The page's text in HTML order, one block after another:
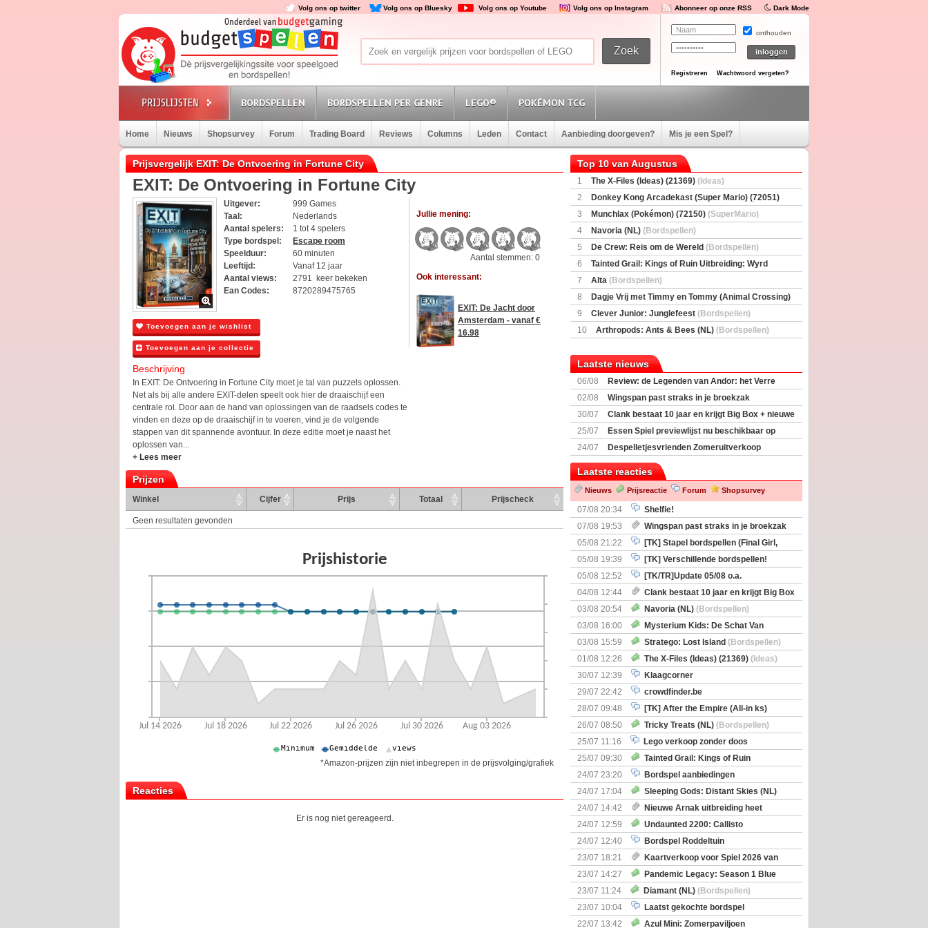
Volg ons op twitter Volg ons op Bluesky Volg ons op Youtube Volg ons op Instagram Abonneer op onze RSS Dark Mode
onthouden
Registreren Wachtwoord vergeten?
BORDSPELLEN BORDSPELLEN PER GENRE LEGO® POKÉMON TCG
Home Nieuws Shopsurvey Forum Trading Board Reviews Columns Leden Contact Aanbieding doorgeven? Mis je een Spel?
Prijsvergelijk EXIT: De Ontvoering in Fortune City
EXIT: De Ontvoering in Fortune City
Uitgever:
999 Games
Taal:
Nederlands
Aantal spelers:
1 tot 4 spelers
Type bordspel:
Escape room
Speelduur:
60 minuten
Leeftijd:
Vanaf 12 jaar
Aantal views:
2791 keer bekeken
Ean Codes:
8720289475765
Toevoegen aan je wishlist
Toevoegen aan je collectie
Beschrijving
In EXIT: De Ontvoering in Fortune City moet je tal van puzzels oplossen.
Net als bij alle andere EXIT-delen speelt ook hier de draaischijf een
centrale rol. Door aan de hand van oplossingen van de raadsels codes te
vinden en deze op de draaischijf in te voeren, vind je de volgende
stappen van dit spannende avontuur. In deze editie moet je naast het
oplossen van...
+ Lees meer
Jullie mening:
Aantal stemmen: 0
Ook interessant:
EXIT: De Jacht door
Amsterdam - vanaf €
16.98
Prijzen
Winkel Cijfer Prijs Totaal Prijscheck
Geen resultaten gevonden
*Amazon-prijzen zijn niet inbegrepen in de prijsvolging/grafiek
Reacties
Er is nog niet gereageerd.
Top 10 van Augustus
1 The X-Files (Ideas) (21369) (Ideas)
2
Donkey Kong Arcadekast (Super Mario) (72051)
(SuperMario)
3 Munchlax (Pokémon) (72150) (SuperMario)
4
Navoria (NL) (Bordspellen)
5
De Crew: Reis om de Wereld (Bordspellen)
6
Tainted Grail: Kings of Ruin Uitbreiding: Wyrd
Encounters(Bordspellen)
7 Alta (Bordspellen)
8
Dagje Vrij met Timmy en Tommy (Animal Crossing)
(77059)(Ideas)
9 Clever Junior: Junglefeest (Bordspellen)
10
Arthropods: Ants & Bees (NL) (Bordspellen)
Laatste nieuws
06/08
Review: de Legenden van Andor: het Verre
Land
02/08
Wingspan past straks in je broekzak
30/07
Clank bestaat 10 jaar en krijgt Big Box + nieuwe
uitbreiding
25/07
Essen Spiel previewlijst nu beschikbaar op
Boardgamegeek
24/07
Despelletjesvrienden Zomeruitverkoop
Laatste reacties
Nieuws Prijsreactie Forum Shopsurvey
07/08 20:34
Shelfie!
07/08 19:53
Wingspan past straks in je broekzak
05/08 21:22
[TK] Stapel bordspellen (Final Girl,
Nemesis Retaliation, Zombicide Invader)
05/08 19:39
[TK] Verschillende bordspellen!
05/08 12:52
[TK/TR]Update 05/08 o.a.
Prijsverlagingen, Imperium Horizons, 20 Strong
04/08 12:44
Clank bestaat 10 jaar en krijgt Big Box
+ nieuwe uitbreiding
03/08 20:54 Navoria (NL) (Bordspellen)
03/08 16:00
Mysterium Kids: De Schat Van
Kapitein Boe
(Bordspellen)
03/08 15:59 Stratego: Lost Island (Bordspellen)
01/08 12:26
The X-Files (Ideas) (21369) (Ideas)
30/07 12:39
Klaagcorner
29/07 22:42
crowdfinder.be
28/07 09:48
[TK] After the Empire (All-in ks)
26/07 08:50
Tricky Treats (NL) (Bordspellen)
25/07 11:16
Lego verkoop zonder doos
25/07 09:30
Tainted Grail: Kings of Ruin
Uitbreiding: Wyrd Encounters(Bordspellen)
24/07 23:20
Bordspel aanbiedingen
24/07 17:04
Sleeping Gods: Distant Skies (NL)
(Bordspellen)
24/07 14:42
Nieuwe Arnak uitbreiding heet
Surprise Shipments
24/07 12:59
Undaunted 2200: Callisto
(Bordspellen)
24/07 12:40
Bordspel Roddeltuin
23/07 18:21
Kaartverkoop voor Spiel 2026 van
start
23/07 14:27
Pandemic Legacy: Season 1 Blue
(Bordspellen)
23/07 11:24 Diamant (NL) (Bordspellen)
23/07 10:04
Laatst gekochte bordspel
22/07 13:42
Azul Mini: Zomerpaviljoen